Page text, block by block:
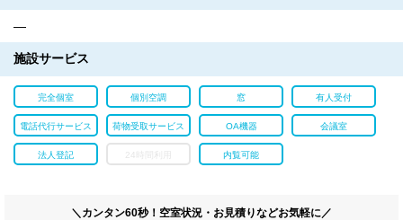
―
施設サービス
完全個室 個別空調 窓 有人受付
電話代行サービス 荷物受取サービス OA機器 会議室
法人登記 24時間利用 内覧可能
＼カンタン60秒！空室状況・お見積りなどお気軽に／